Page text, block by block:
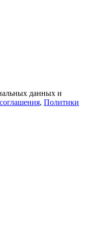
данных и
, Политики